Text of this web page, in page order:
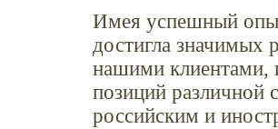
Имея успешный
достигла значимых
нашими клиентами,
позиций различной
российским и